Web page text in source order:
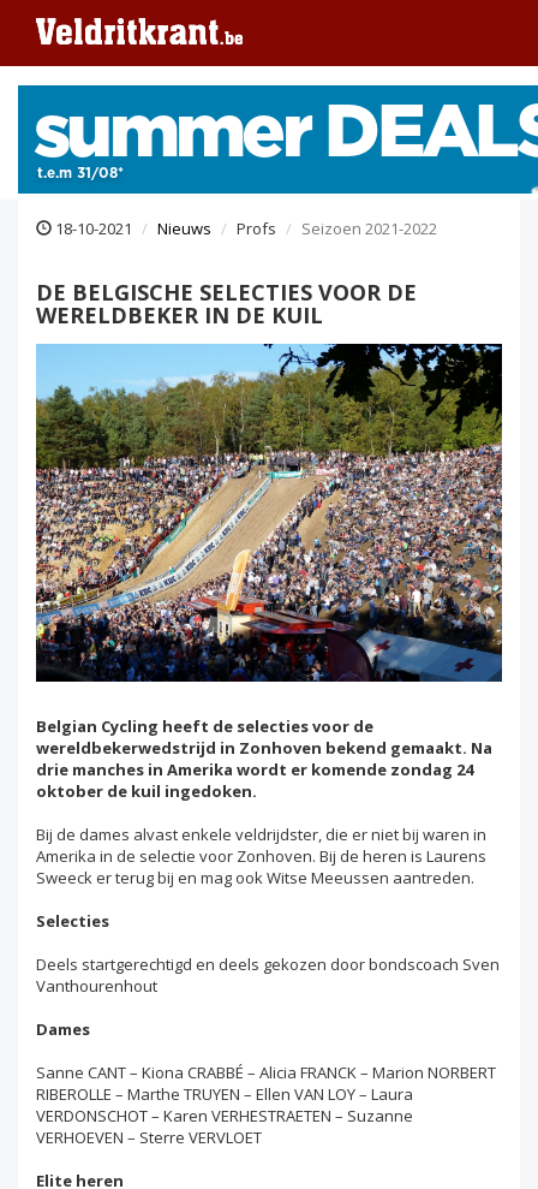
18-10-2021 Nieuws Profs Seizoen 2021-2022
DE BELGISCHE SELECTIES VOOR DE
WERELDBEKER IN DE KUIL
Belgian Cycling heeft de selecties voor de
wereldbekerwedstrijd in Zonhoven bekend gemaakt. Na
drie manches in Amerika wordt er komende zondag 24
oktober de kuil ingedoken.
Bij de dames alvast enkele veldrijdster, die er niet bij waren in
Amerika in de selectie voor Zonhoven. Bij de heren is Laurens
Sweeck er terug bij en mag ook Witse Meeussen aantreden.
Selecties
Deels startgerechtigd en deels gekozen door bondscoach Sven
Vanthourenhout
Dames
Sanne CANT – Kiona CRABBÉ – Alicia FRANCK – Marion NORBERT
RIBEROLLE – Marthe TRUYEN – Ellen VAN LOY – Laura
VERDONSCHOT – Karen VERHESTRAETEN – Suzanne
VERHOEVEN – Sterre VERVLOET
Elite heren